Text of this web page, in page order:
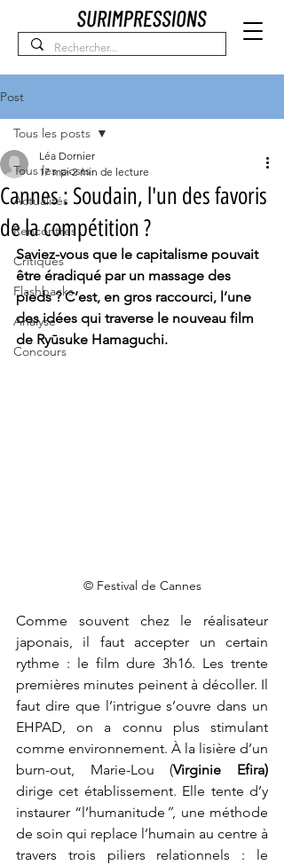
Post
Tous les posts
Actualités
Rencontres
Critiques
Flashbacks
Analyse
Concours
Tous les posts
Cannes : Soudain, l'un des favoris
de la compétition ?
Léa Dornier
17 mai 2 min de lecture
Saviez-vous que le capitalisme pouvait
être éradiqué par un massage des
pieds ? C’est, en gros raccourci, l’une
des idées qui traverse le nouveau film
de Ryūsuke Hamaguchi.
© Festival de Cannes
Comme souvent chez le réalisateur
japonais, il faut accepter un certain
rythme : le film dure 3h16. Les trente
premières minutes peinent à décoller. Il
faut dire que l’intrigue s’ouvre dans un
EHPAD, on a connu plus stimulant
comme environnement. À la lisière d’un
burn-out, Marie-Lou (Virginie Efira)
dirige cet établissement. Elle tente d’y
instaurer “l’humanitude ”, une méthode
de soin qui replace l’humain au centre à
travers trois piliers relationnels : le